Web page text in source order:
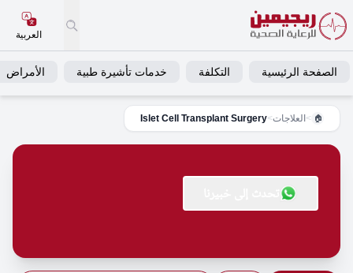
العربية
الصفحة الرئيسية التكلفة خدمات تأشيرة طبية الأمراض
🏠
> العلاجات>
Islet Cell Transplant Surgery